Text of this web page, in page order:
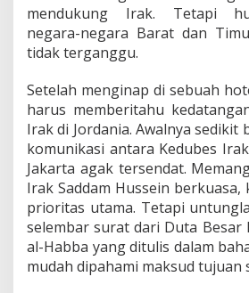
mendukung Irak. Tetapi
negara-negara Barat dan
tidak terganggu.
Setelah menginap di sebuah
harus memberitahu
Irak di Jordania. Awalnya sedikit
komunikasi antara Kedubes
Jakarta agak tersendat.
Irak Saddam Hussein berkuasa,
prioritas utama. Tetapi
selembar surat dari Duta Besar
al-Habba yang ditulis dalam
mudah dipahami maksud tujuan